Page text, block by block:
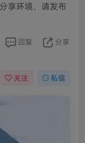
享环境，请发布
回复 分享
关注 私信